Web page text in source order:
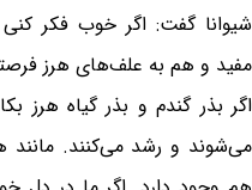
شیوانا گفت: اگر خوب فکر
مفید و هم به علف‌های هرز
اگر بذر گندم و بذر گیاه هرز
می‌شوند و رشد می‌کنند. مانند